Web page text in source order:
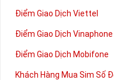
Điểm Giao Dịch Viettel
Điểm Giao Dịch Vinaphone
Điểm Giao Dịch Mobifone
Khách Hàng Mua Sim Số